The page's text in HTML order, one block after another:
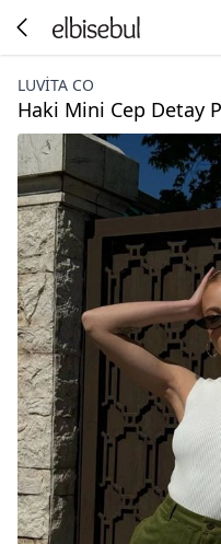
LUVITA CO
Haki Mini Cep Detay